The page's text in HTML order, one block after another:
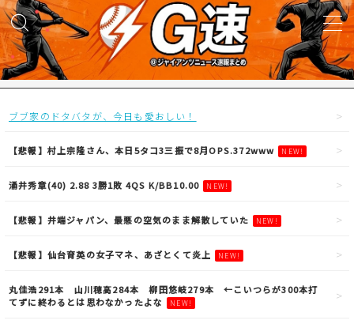
MENU
得点映像
試合結果
ブブ家のドタバタが、今日も愛おしい！
【悲報】村上宗隆さん、本日5タコ3三振で8月OPS.372www NEW!
涌井秀章(40) 2.88 3勝1敗 4QS K/BB10.00 NEW!
【悲報】井端ジャパン、最悪の空気のまま解散していた NEW!
【悲報】仙台育英の女子マネ、あざとくて炎上 NEW!
丸佳浩291本 山川穂高284本 柳田悠岐279本 ←こいつらが300本打
てずに終わるとは思わなかったよな
NEW!